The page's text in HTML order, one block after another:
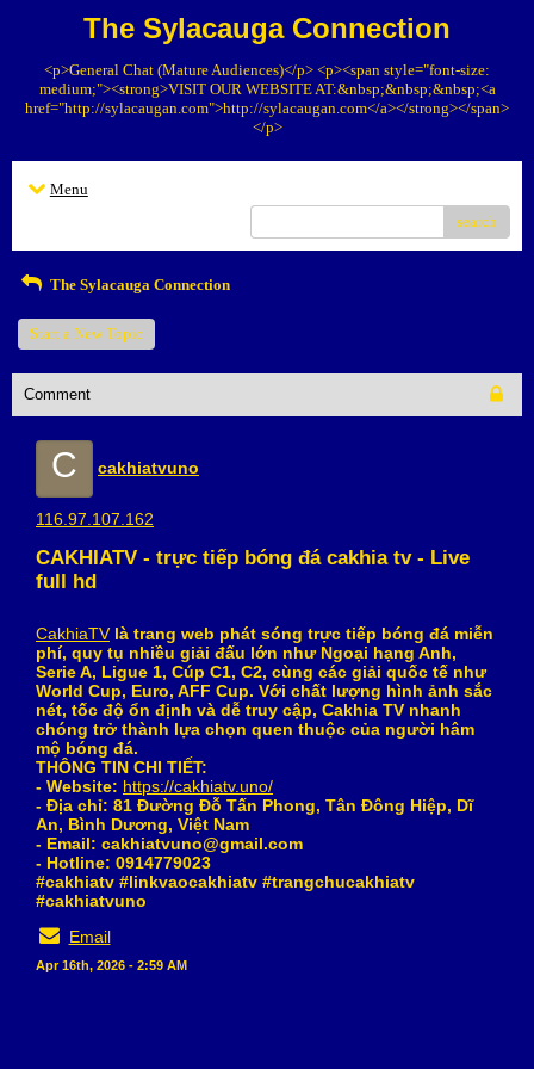
The Sylacauga Connection
<p>General Chat (Mature Audiences)</p> <p><span style="font-size:
medium;"><strong>VISIT OUR WEBSITE AT:&nbsp;&nbsp;&nbsp;<a
href="http://sylacaugan.com">http://sylacaugan.com</a></strong></span>
</p>
Menu
search
The Sylacauga Connection
Start a New Topic
Comment
C cakhiatvuno
116.97.107.162
CAKHIATV - trực tiếp bóng đá cakhia tv - Live
full hd
CakhiaTVlà trang web phát sóng trực tiếp bóng đá miễn
phí, quy tụ nhiều giải đấu lớn như Ngoại hạng Anh,
Serie A, Ligue 1, Cúp C1, C2, cùng các giải quốc tế như
World Cup, Euro, AFF Cup. Với chất lượng hình ảnh sắc
nét, tốc độ ổn định và dễ truy cập, Cakhia TV nhanh
chóng trở thành lựa chọn quen thuộc của người hâm
mộ bóng đá.
THÔNG TIN CHI TIẾT:
- Website: https://cakhiatv.uno/
- Địa chỉ: 81 Đường Đỗ Tấn Phong, Tân Đông Hiệp, Dĩ
An, Bình Dương, Việt Nam
- Email: cakhiatvuno@gmail.com
- Hotline: 0914779023
#cakhiatv #linkvaocakhiatv #trangchucakhiatv
#cakhiatvuno
Email
Apr 16th, 2026 - 2:59 AM